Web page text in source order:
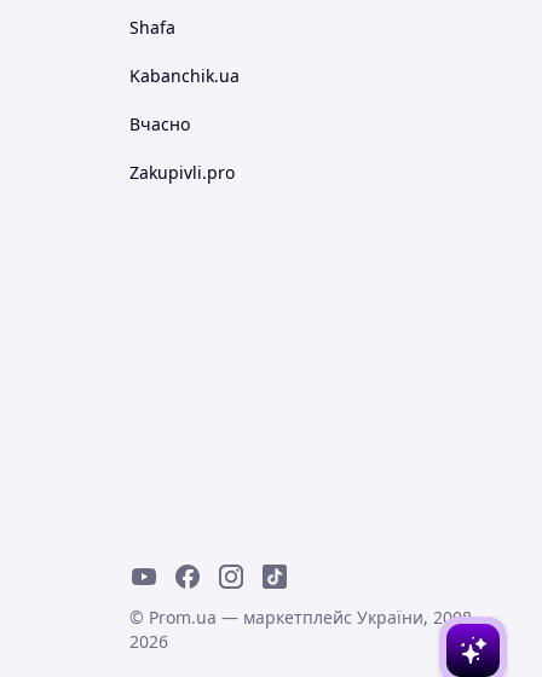
Shafa
Kabanchik.ua
Вчасно
Zakupivli.pro
© Prom.ua — маркетплейс України, 2008-
2026